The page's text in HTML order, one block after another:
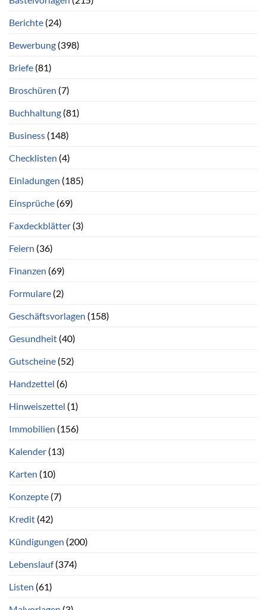
Berichte (24)
Bewerbung (398)
Briefe (81)
Broschüren (7)
Buchhaltung (81)
Business (148)
Checklisten (4)
Einladungen (185)
Einsprüche (69)
Faxdeckblätter (3)
Feiern (36)
Finanzen (69)
Formulare (2)
Geschäftsvorlagen (158)
Gesundheit (40)
Gutscheine (52)
Handzettel (6)
Hinweiszettel (1)
Immobilien (156)
Kalender (13)
Karten (10)
Konzepte (7)
Kredit (42)
Kündigungen (200)
Lebenslauf(374)
Listen (61)